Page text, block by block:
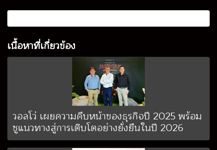
เนื้อหาที่เกี่ยวข้อง
วอลโว่ เผยความคืบหน้าของธุรกิจปี 2025 พร้อม
ชูแนวทางสู่การเติบโตอย่างยั่งยืนในปี 2026